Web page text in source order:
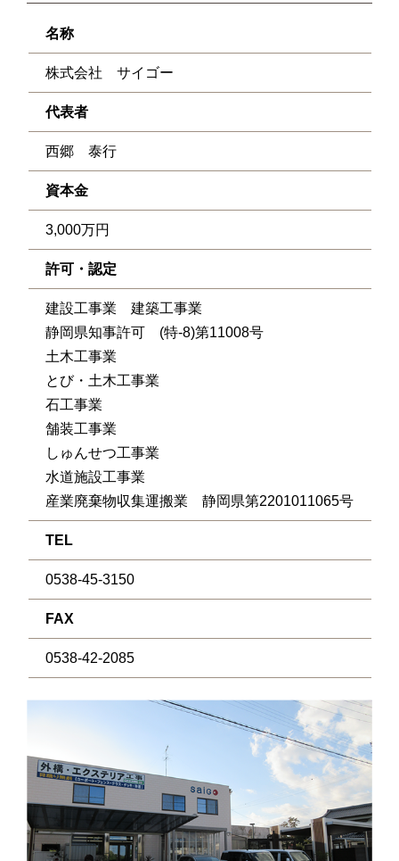
名称
株式会社 サイゴー
代表者
西郷 泰行
資本金
3,000万円
許可・認定
建設工事業 建築工事業
静岡県知事許可 (特-8)第11008号
土木工事業
とび・土木工事業
石工事業
舗装工事業
しゅんせつ工事業
水道施設工事業
産業廃棄物収集運搬業 静岡県第2201011065号
TEL
0538-45-3150
FAX
0538-42-2085